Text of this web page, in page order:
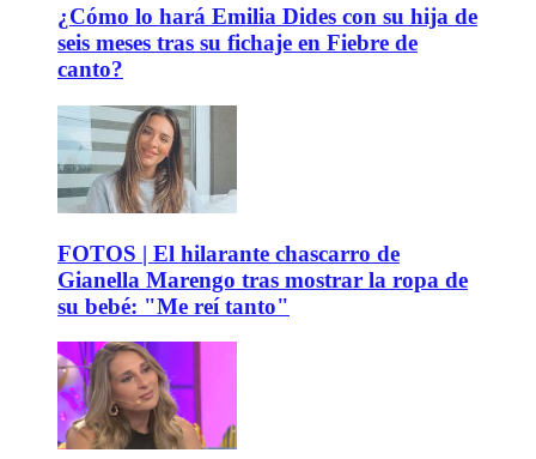
¿Cómo lo hará Emilia Dides con su hija de
seis meses tras su fichaje en Fiebre de
canto?
FOTOS | El hilarante chascarro de
Gianella Marengo tras mostrar la ropa de
su bebé: "Me reí tanto"